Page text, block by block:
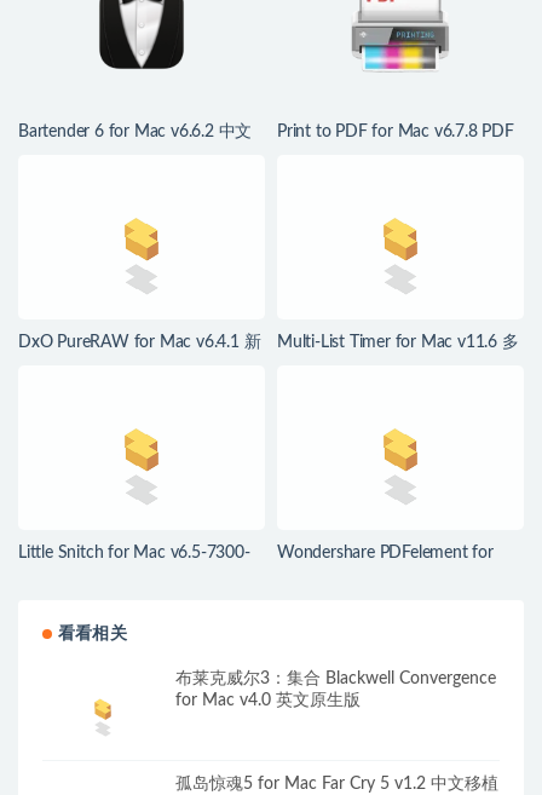
Bartender 6 for Mac v6.6.2 中文
Print to PDF for Mac v6.7.8 PDF
DxO PureRAW for Mac v6.4.1 新
Multi-List Timer for Mac v11.6 多
Little Snitch for Mac v6.5-7300-
Wondershare PDFelement for
看看相关
布莱克威尔3：集合 Blackwell Convergence
for Mac v4.0 英文原生版
孤岛惊魂5 for Mac Far Cry 5 v1.2 中文移植